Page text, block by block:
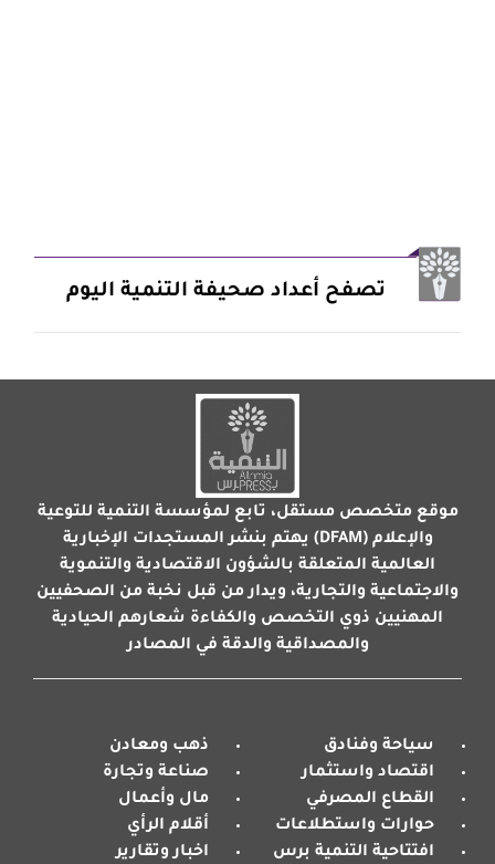
تصفح أعداد صحيفة التنمية اليوم
موقع متخصص مستقل، تابع لمؤسسة التنمية للتوعية
والإعلام (DFAM) يهتم بنشر المستجدات الإخبارية
العالمية المتعلقة بالشؤون الاقتصادية والتنموية
والاجتماعية والتجارية، ويدار من قبل نخبة من الصحفيين
المهنيين ذوي التخصص والكفاءة شعارهم الحيادية
والمصداقية والدقة في المصادر
سياحة وفنادق
ذهب ومعادن
اقتصاد واستثمار
صناعة وتجارة
القطاع المصرفي
مال وأعمال
حوارات واستطلاعات
أقلام الرأي
افتتاحية التنمية برس
اخبار وتقارير